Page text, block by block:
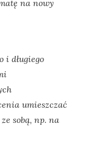
na nowy
i długiego
umieszczać
sobą, np. na